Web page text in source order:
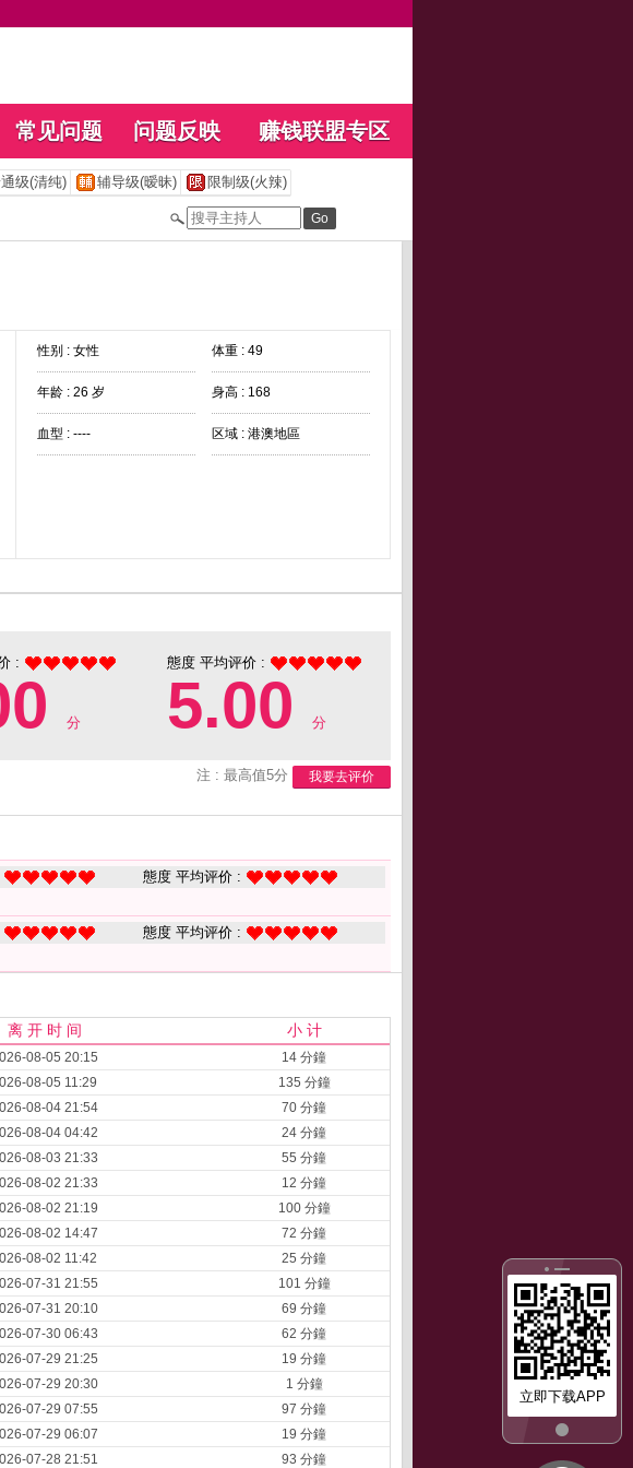
常见问题 问题反映 赚钱联盟专区
立即下载APP
级(清纯) 辅导级(暧昧) 限制级(火辣)
性别 : 女性 体重 : 49
年龄 : 26 岁 身高 : 168
血型 : ---- 区域 : 港澳地區
:
分
態度 平均评价 :
5.00 分
注 : 最高值5分 我要去评价
態度 平均评价 :
態度 平均评价 :
离 开 时 间 小 计
08-05 20:15
14 分鐘
08-05 11:29
135 分鐘
08-04 21:54
70 分鐘
08-04 04:42
24 分鐘
08-03 21:33
55 分鐘
08-02 21:33
12 分鐘
08-02 21:19
100 分鐘
08-02 14:47
72 分鐘
08-02 11:42
25 分鐘
07-31 21:55
101 分鐘
07-31 20:10
69 分鐘
07-30 06:43
62 分鐘
07-29 21:25
19 分鐘
07-29 20:30
1 分鐘
07-29 07:55
97 分鐘
07-29 06:07
19 分鐘
07-28 21:51 93 分鐘